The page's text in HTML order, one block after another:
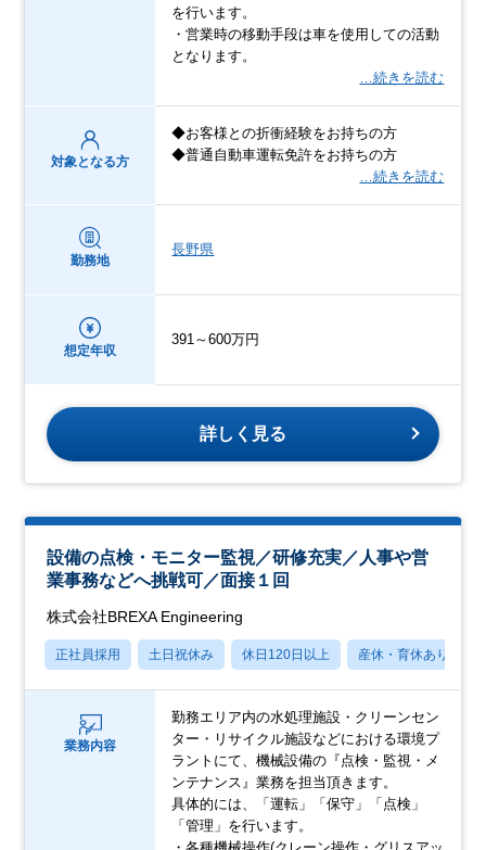
を行います。
・営業時の移動手段は車を使用しての活動
となります。
…続きを読む
対象となる方
◆お客様との折衝経験をお持ちの方
◆普通自動車運転免許をお持ちの方
…続きを読む
勤務地
長野県
想定年収
391～600万円
詳しく見る
設備の点検・モニター監視／研修充実／人事や営
業事務などへ挑戦可／面接１回
株式会社BREXA Engineering
正社員採用 土日祝休み 休日120日以上 産休・育休あり
業務内容
勤務エリア内の水処理施設・クリーンセン
ター・リサイクル施設などにおける環境プ
ラントにて、機械設備の『点検・監視・メ
ンテナンス』業務を担当頂きます。
具体的には、「運転」「保守」「点検」
「管理」を行います。